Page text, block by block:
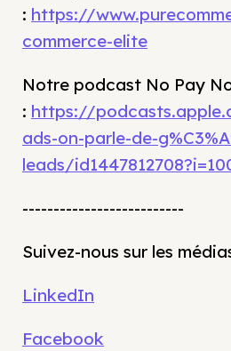
: https://
commerce-elite
Notre podcast No Pay
: https://
ads-on-parle-de-
leads/
--------------------------
Suivez-nous sur les
LinkedIn
Facebook